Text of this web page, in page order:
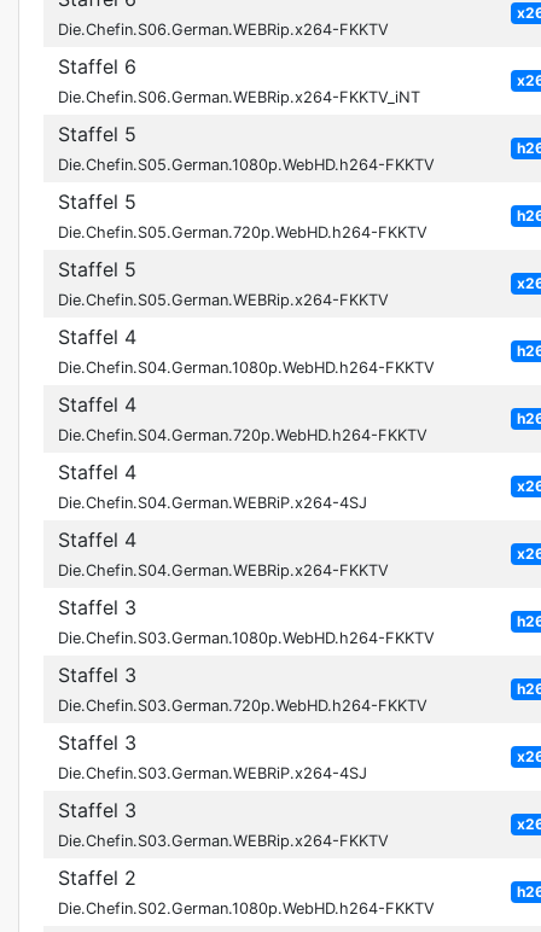
Die.Chefin.S06.German.WEBRip.x264-FKKTV
Staffel 6
Die.Chefin.S06.German.WEBRip.x264-FKKTV_iNT
Staffel 5
Die.Chefin.S05.German.1080p.WebHD.h264-FKKTV
Staffel 5
Die.Chefin.S05.German.720p.WebHD.h264-FKKTV
Staffel 5
Die.Chefin.S05.German.WEBRip.x264-FKKTV
Staffel 4
Die.Chefin.S04.German.1080p.WebHD.h264-FKKTV
Staffel 4
Die.Chefin.S04.German.720p.WebHD.h264-FKKTV
Staffel 4
Die.Chefin.S04.German.WEBRiP.x264-4SJ
Staffel 4
Die.Chefin.S04.German.WEBRip.x264-FKKTV
Staffel 3
Die.Chefin.S03.German.1080p.WebHD.h264-FKKTV
Staffel 3
Die.Chefin.S03.German.720p.WebHD.h264-FKKTV
Staffel 3
Die.Chefin.S03.German.WEBRiP.x264-4SJ
Staffel 3
Die.Chefin.S03.German.WEBRip.x264-FKKTV
Staffel 2
Die.Chefin.S02.German.1080p.WebHD.h264-FKKTV